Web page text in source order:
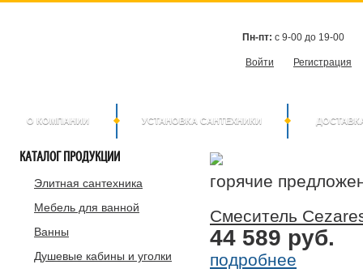
Пн-пт: с 9-00 до 19-00
Войти Регистрация
О КОМПАНИИ УСТАНОВКА САНТЕХНИКИ
КАТАЛОГПРОДУКЦИИ
Элитная сантехника
Мебель для ванной
Ванны
Душевые кабины и уголки
горячие
Смеситель
44 589 руб.
подробнее